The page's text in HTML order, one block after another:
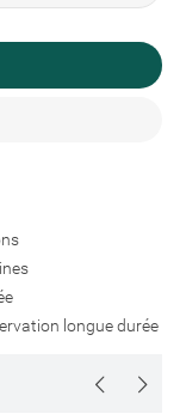
longue durée
Annuler
à votre liste